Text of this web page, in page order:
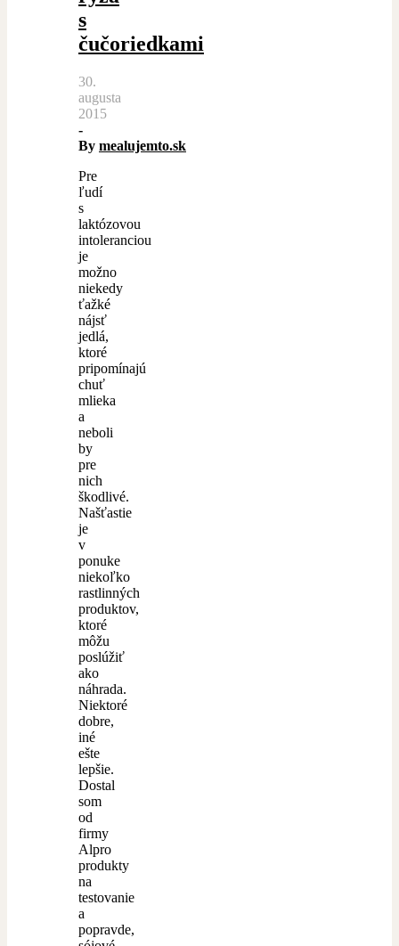
s
čučoriedkami
30.
augusta
2015
-
By mealujemto.sk
Pre
ľudí
s
laktózovou
intoleranciou
je
možno
niekedy
ťažké
nájsť
jedlá,
ktoré
pripomínajú
chuť
mlieka
a
neboli
by
pre
nich
škodlivé.
Našťastie
je
v
ponuke
niekoľko
rastlinných
produktov,
ktoré
môžu
poslúžiť
ako
náhrada.
Niektoré
dobre,
iné
ešte
lepšie.
Dostal
som
od
firmy
Alpro
produkty
na
testovanie
a
popravde,